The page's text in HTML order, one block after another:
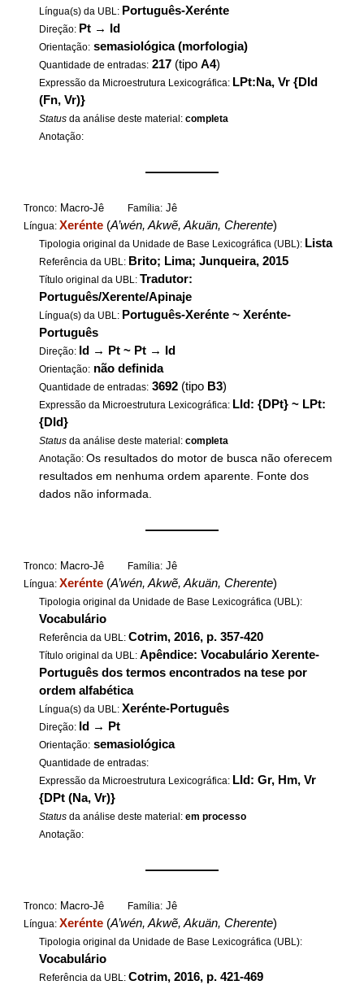
Língua(s) da UBL: Português-Xerénte
Direção: Pt → Id
Orientação: semasiológica (morfologia)
Quantidade de entradas: 217 (tipoA4)
Expressão da Microestrutura Lexicográfica: LPt:Na, Vr {DId
(Fn, Vr)}
Status da análise deste material:completa
Anotação:
——————
Tronco: Macro-Jê Família: Jê
Língua:Xerénte (A’wén, Akwẽ, Akuän, Cherente)
Tipologia original da Unidade de Base Lexicográfica (UBL): Lista
Referência da UBL: Brito; Lima; Junqueira, 2015
Título original da UBL: Tradutor:
Português/Xerente/Apinaje
Língua(s) da UBL: Português-Xerénte ~ Xerénte-
Português
Direção: Id → Pt ~ Pt → Id
Orientação: não definida
Quantidade de entradas: 3692 (tipo B3)
Expressão da Microestrutura Lexicográfica: LId: {DPt} ~ LPt:
{DId}
Status da análise deste material:completa
Anotação:Os resultados do motor de busca não oferecem
resultados em nenhuma ordem aparente. Fonte dos
dados não informada.
——————
Tronco: Macro-Jê Família: Jê
Língua:Xerénte (A’wén, Akwẽ, Akuän, Cherente)
Tipologia original da Unidade de Base Lexicográfica (UBL):
Vocabulário
Referência da UBL:Cotrim, 2016, p. 357-420
Título original da UBL:Apêndice: Vocabulário Xerente-
Português dos termos encontrados na tese por
ordem alfabética
Língua(s) da UBL:Xerénte-Português
Direção: Id → Pt
Orientação: semasiológica
Quantidade de entradas:
Expressão da Microestrutura Lexicográfica: LId: Gr, Hm, Vr
{DPt (Na, Vr)}
Status da análise deste material:em processo
Anotação:
——————
Tronco: Macro-Jê Família: Jê
Língua:Xerénte (A’wén, Akwẽ, Akuän, Cherente)
Tipologia original da Unidade de Base Lexicográfica (UBL):
Vocabulário
Referência da UBL:Cotrim, 2016, p. 421-469